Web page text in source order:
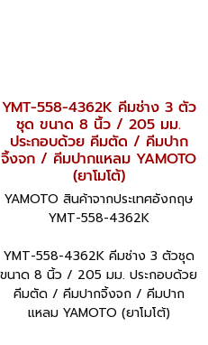
YMT-558-4362K คีมช่าง 3 ตัว
ชุด ขนาด 8 นิ้ว / 205 มม.
ประกอบด้วย คีมตัด / คีมปาก
จิ้งจก / คีมปากแหลม YAMOTO
(ยาโมโต้)
YAMOTO สินค้าจากประเทศอังกฤษ
YMT-558-4362K
YMT-558-4362K คีมช่าง 3 ตัวชุด
ขนาด 8 นิ้ว / 205 มม. ประกอบด้วย
คีมตัด / คีมปากจิ้งจก / คีมปาก
แหลม YAMOTO (ยาโมโต้)